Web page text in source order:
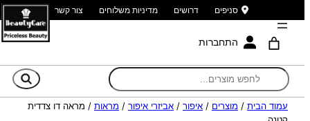
סניפים דרושים מדיניות משלוחים צור קשר
התחברות
עמוד הבית / מוצרים / איפור / אביזרי איפור / מראות / מראה דו צדדית